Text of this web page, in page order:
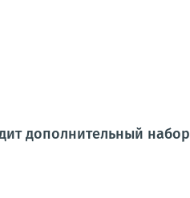
дополнительный набор